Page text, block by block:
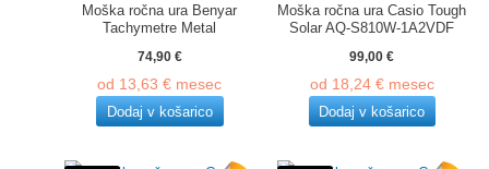
Moška ročna ura Benyar
Tachymetre Metal
74,90 €
od 13,63€ mesec
Dodaj v košarico
Moška ročna ura Casio Tough
Solar AQ-S810W-1A2VDF
99,00€
od 18,24 €mesec
Dodaj v košarico